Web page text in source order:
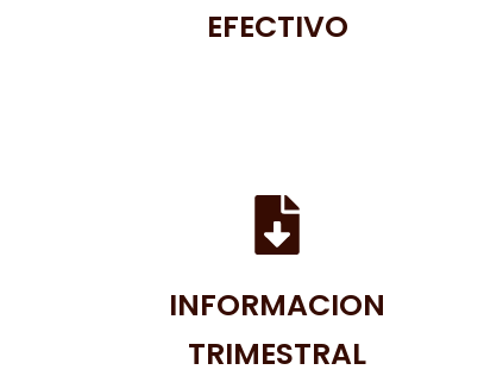
EFECTIVO
INFORMACION
TRIMESTRAL